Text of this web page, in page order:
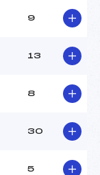
9
13
8
30
5